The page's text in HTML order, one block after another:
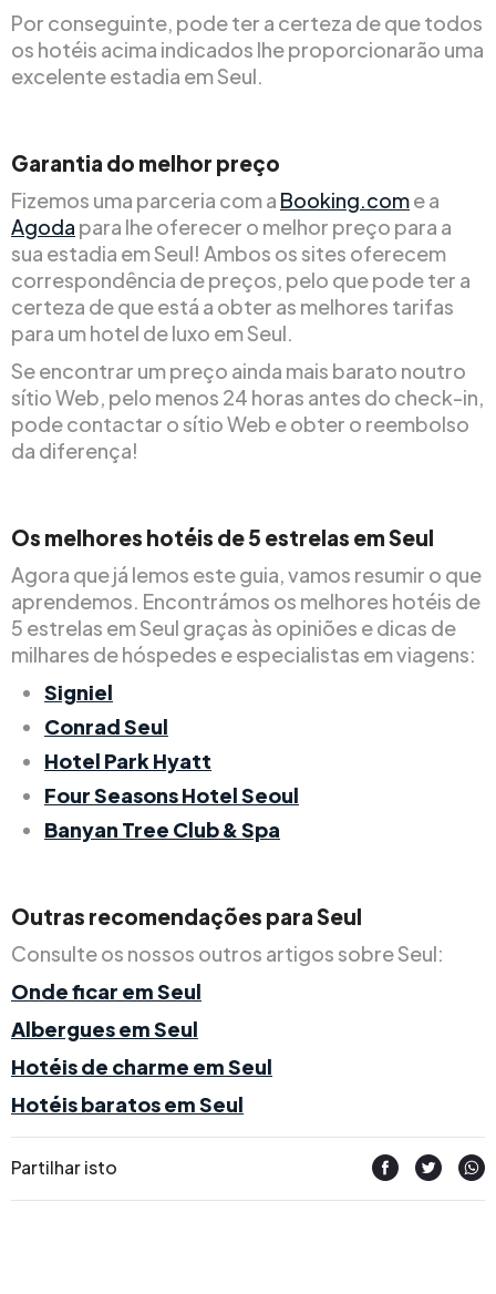
Por conseguinte, pode ter a certeza de que todos
os hotéis acima indicados lhe proporcionarão uma
excelente estadia em Seul.
Garantia do melhor preço
Fizemos uma parceria com a Booking.come a
Agoda para lhe oferecer o melhor preço para a
sua estadia em Seul! Ambos os sites oferecem
correspondência de preços, pelo que pode ter a
certeza de que está a obter as melhores tarifas
para um hotel de luxo em Seul.
Se encontrar um preço ainda mais barato noutro
sítio Web, pelo menos 24 horas antes do check-in,
pode contactar o sítio Web e obter o reembolso
da diferença!
Os melhores hotéis de 5 estrelas em Seul
Agora que já lemos este guia, vamos resumir o que
aprendemos. Encontrámos os melhores hotéis de
5 estrelas em Seul graças às opiniões e dicas de
milhares de hóspedes e especialistas em viagens:
Signiel
Conrad Seul
Hotel Park Hyatt
Four Seasons Hotel Seoul
Banyan Tree Club & Spa
Outras recomendações para Seul
Consulte os nossos outros artigos sobre Seul:
Onde ficar em Seul
Albergues em Seul
Hotéis de charme em Seul
Hotéis baratos em Seul
Partilhar isto